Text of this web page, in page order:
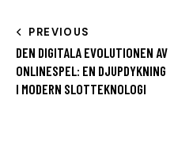
PREVIOUS
DEN DIGITALA EVOLUTIONEN AV
ONLINESPEL: EN DJUPDYKNING
I MODERN SLOTTEKNOLOGI